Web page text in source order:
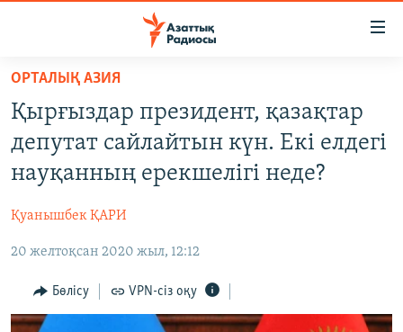
Skip
main
content
to
main
Navigation
Skip
Search
САЯСАТ
AZATTYQTV
АДАМ ҚҰҚЫҚТАРЫ
ӘЛЕУМЕТ
ӘЛЕМ
АРНАЙЫ ЖОБАЛАР
ОРТАЛЫҚ АЗИЯ
Қырғыздар президент, қазақтар
депутат сайлайтын күн. Екі елдегі
науқанның ерекшелігі неде?
Қуанышбек ҚАРИ
20 желтоқсан 2020 жыл, 12:12
Бөлісу VPN-сіз оқу